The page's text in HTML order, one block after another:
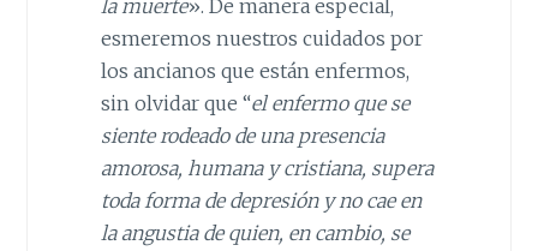
la muerte». De manera especial,
esmeremos nuestros cuidados por
los ancianos que están enfermos,
sin olvidar que “el enfermo que se
siente rodeado de una presencia
amorosa, humana y cristiana, supera
toda forma de depresión y no cae en
la angustia de quien, en cambio, se